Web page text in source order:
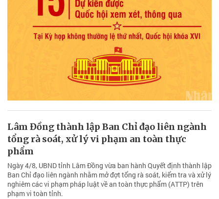
Lâm Đồng thành lập Ban Chỉ đạo liên ngành
tổng rà soát, xử lý vi phạm an toàn thực
phẩm
Ngày 4/8, UBND tỉnh Lâm Đồng vừa ban hành Quyết định thành lập
Ban Chỉ đạo liên ngành nhằm mở đợt tổng rà soát, kiểm tra và xử lý
nghiêm các vi phạm pháp luật về an toàn thực phẩm (ATTP) trên
phạm vi toàn tỉnh.